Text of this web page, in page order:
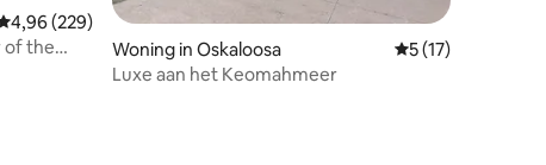
beoordeling van 4,96 op 5, 229 recensies
4,96 (229)
of the
Woning in Oskaloosa Gemiddelde
5 (17)
Luxe aan het Keomahmeer